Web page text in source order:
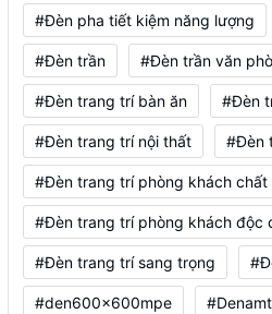
#Đèn pha tiết kiệm năng lượng
#Đèn trần #Đèn trần văn
#Đèn trang trí bàn ăn #Đèn
#Đèn trang trí nội thất #Đèn
#Đèn trang trí phòng khách chất
#Đèn trang trí phòng khách độc
#Đèn trang trí sang trọng
#den600x600mpe